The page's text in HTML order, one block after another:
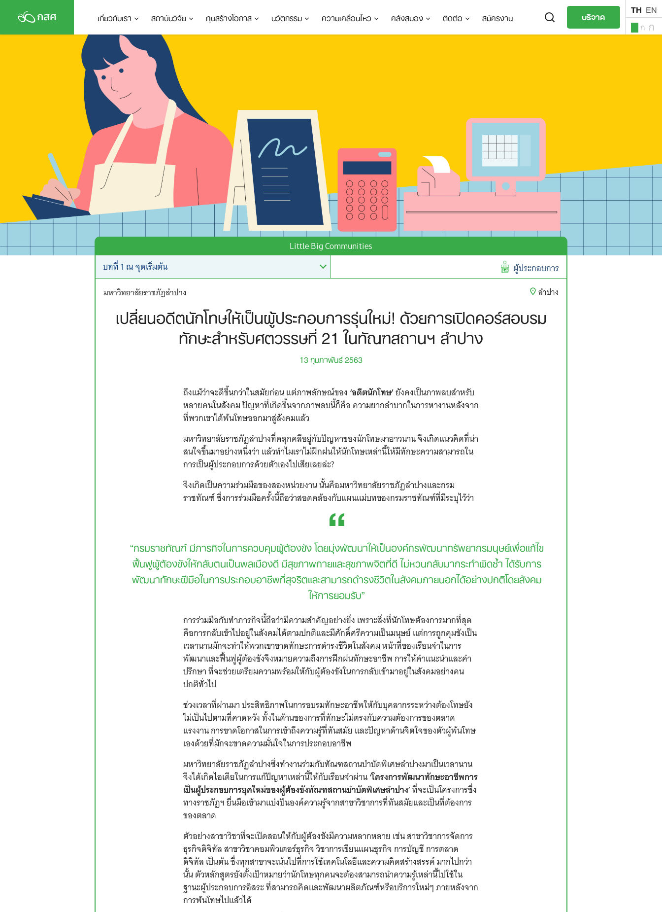
content
เกี่ยวกับเรา สถาบันวิจัย ทุนสร้างโอกาส นวัตกรรม ความเคลื่อนไหว คลังสมอง ติดต่อ สมัครงาน บริจาค TH EN
ก ก
Little Big Communities
ผู้ประกอบการ
มหาวิทยาลัยราชภัฎลำปาง ลำปาง
เปลี่ยนอดีตนักโทษให้เป็นผู้ประกอบการรุ่นใหม่! ด้วยการเปิดคอร์สอบรม
ทักษะสำหรับศตวรรษที่ 21 ในทัณฑสถานฯ ลำปาง
13 กุมภาพันธ์ 2563
ถึงแม้ว่าจะดีขึ้นกว่าในสมัยก่อน แต่ภาพลักษณ์ของ ‘อดีตนักโทษ’ยังคงเป็นภาพลบสำหรับ
หลายคนในสังคม ปัญหาที่เกิดขึ้นจากภาพลบนี้ก็คือ ความยากลำบากในการหางานหลังจาก
ที่พวกเขาได้พ้นโทษออกมาสู่สังคมแล้ว
มหาวิทยาลัยราชภัฏลำปางที่คลุกคลีอยู่กับปัญหาของนักโทษมายาวนาน จึงเกิดแนวคิดที่น่า
สนใจขึ้นมาอย่างหนึ่งว่า แล้วทำไมเราไม่ฝึกฝนให้นักโทษเหล่านี้ให้มีทักษะความสามารถใน
การเป็นผู้ประกอบการด้วยตัวเองไปเสียเลยล่ะ?
จึงเกิดเป็นความร่วมมือของสองหน่วยงาน นั้นคือมหาวิทยาลัยราชภัฏลำปางและกรม
ราชทัณฑ์ ซึ่งการร่วมมือครั้งนี้ถือว่าสอดคล้องกับแผนแม่บทของกรมราชทัณฑ์ที่มีระบุไว้ว่า
“กรมราชทัณฑ์ มีภารกิจในการควบคุมผู้ต้องขัง โดยมุ่งพัฒนาให้เป็นองค์กรพัฒนาทรัพยากรมนุษย์เพื่อแก้ไข
ฟื้นฟูผู้ต้องขังให้กลับตนเป็นพลเมืองดี มีสุขภาพกายและสุขภาพจิตที่ดี ไม่หวนกลับมากระทำผิดซ้ำ ได้รับการ
พัฒนาทักษะฝีมือในการประกอบอาชีพที่สุจริตและสามารถดำรงชีวิตในสังคมภายนอกได้อย่างปกติโดยสังคม
ให้การยอมรับ”
การร่วมมือกับทำภารกิจนี้ถือว่ามีความสำคัญอย่างยิ่ง เพราะสิ่งที่นักโทษต้องการมากที่สุด
คือการกลับเข้าไปอยู่ในสังคมได้ตามปกติและมีศักดิ์ศรีความเป็นมนุษย์ แต่การถูกคุมขังเป็น
เวลานานมักจะทำให้พวกเขาขาดทักษะการดำรงชีวิตในสังคม หน้าที่ของเรือนจำในการ
พัฒนาและฟื้นฟูผู้ต้องขังจึงหมายความถึงการฝึกฝนทักษะอาชีพ การให้คำแนะนำและคำ
ปรึกษา ที่จะช่วยเตรียมความพร้อมให้กับผู้ต้องขังในการกลับเข้ามาอยู่ในสังคมอย่างคน
ปกติทั่วไป
ช่วงเวลาที่ผ่านมา ประสิทธิภาพในการอบรมทักษะอาชีพให้กับบุคลากรระหว่างต้องโทษยัง
ไม่เป็นไปตามที่คาดหวัง ทั้งในด้านของการที่ทักษะไม่ตรงกับความต้องการของตลาด
แรงงาน การขาดโอกาสในการเข้าถึงความรู้ที่ทันสมัย และปัญหาด้านจิตใจของตัวผู้พ้นโทษ
เองด้วยที่มักจะขาดความมั่นใจในการประกอบอาชีพ
มหาวิทยาลัยราชภัฏลำปางซึ่งทำงานร่วมกับทัณฑสถานบำบัดพิเศษลำปางมาเป็นเวลานาน
จึงได้เกิดไอเดียในการแก้ปัญหาเหล่านี้ให้กับเรือนจำผ่าน‘โครงการพัฒนาทักษะอาชีพการ
เป็นผู้ประกอบการยุคใหม่ของผู้ต้องขังทัณฑสถานบำบัดพิเศษลำปาง’ที่จะเป็นโครงการซึ่ง
ทางราชภัฏฯ ยื่นมือเข้ามาแบ่งปันองค์ความรู้จากสาขาวิชาการที่ทันสมัยและเป็นที่ต้องการ
ของตลาด
ตัวอย่างสาขาวิชาที่จะเปิดสอนให้กับผู้ต้องขังมีความหลากหลาย เช่น สาขาวิชาการจัดการ
ธุรกิจดิจิทัล สาขาวิชาคอมพิวเตอร์ธุรกิจ วิชาการเขียนแผนธุรกิจ การบัญชี การตลาด
ดิจิทัล เป็นต้น ซึ่งทุกสาขาจะเน้นไปที่การใช้เทคโนโลยีและความคิดสร้างสรรค์ มากไปกว่า
นั้น ตัวหลักสูตรยังตั้งเป้าหมายว่านักโทษทุกคนจะต้องสามารถนำความรู้เหล่านี้ไปใช้ใน
ฐานะผู้ประกอบการอิสระ ที่สามารถคิดและพัฒนาผลิตภัณฑ์หรือบริการใหม่ๆ ภายหลังจาก
การพ้นโทษไปแล้วได้